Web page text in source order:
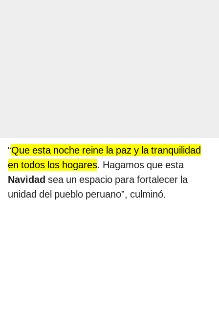
“Que esta noche reine la paz y la tranquilidad
en todos los hogares. Hagamos que esta
Navidad sea un espacio para fortalecer la
unidad del pueblo peruano”, culminó.